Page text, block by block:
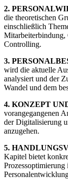
2.
die theoretischen
einschließlich
Mitarbeiterbindung,
Controlling.
3.
wird die aktuelle
analysiert und der
Wandel und dem
4. KONZEPT
vorangegangenen
der Digitalisierung
anzugehen.
5.
Kapitel bietet